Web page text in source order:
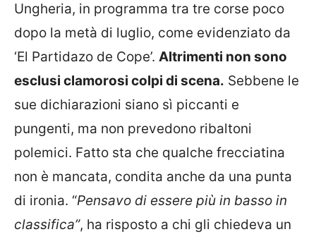
Ungheria, in programma tra tre corse poco
dopo la metà di luglio, come evidenziato da
‘El Partidazo de Cope’. Altrimenti non sono
esclusi clamorosi colpi di scena. Sebbene le
sue dichiarazioni siano sì piccanti e
pungenti, ma non prevedono ribaltoni
polemici. Fatto sta che qualche frecciatina
non è mancata, condita anche da una punta
di ironia. “Pensavo di essere più in basso in
classifica”, ha risposto a chi gli chiedeva un